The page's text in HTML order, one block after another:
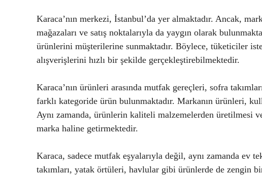
Karaca’nın merkezi, İstanbul’da yer almaktadır. Ancak,
mağazaları ve satış noktalarıyla da yaygın olarak
ürünlerini müşterilerine sunmaktadır. Böylece, tüketiciler
alışverişlerini hızlı bir şekilde gerçekleştirebilmektedir.
Karaca’nın ürünleri arasında mutfak gereçleri, sofra
farklı kategoride ürün bulunmaktadır. Markanın ürünleri,
Aynı zamanda, ürünlerin kaliteli malzemelerden üretilmesi
marka haline getirmektedir.
Karaca, sadece mutfak eşyalarıyla değil, aynı zamanda ev
takımları, yatak örtüleri, havlular gibi ürünlerde de zengin